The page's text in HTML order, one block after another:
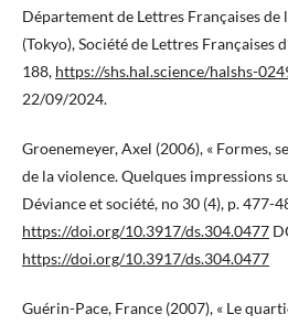
Département de Lettres Françaises de
(Tokyo), Société de Lettres Françaises
188, https://shs.hal.science/halshs-
22/09/2024.
Groenemeyer, Axel (2006), « Formes,
de la violence. Quelques impressions
Déviance et société, no 30 (4), p. 477-
https://doi.org/10.3917/ds.304.0477
https://doi.org/10.3917/ds.304.0477
Guérin-Pace, France (2007), « Le